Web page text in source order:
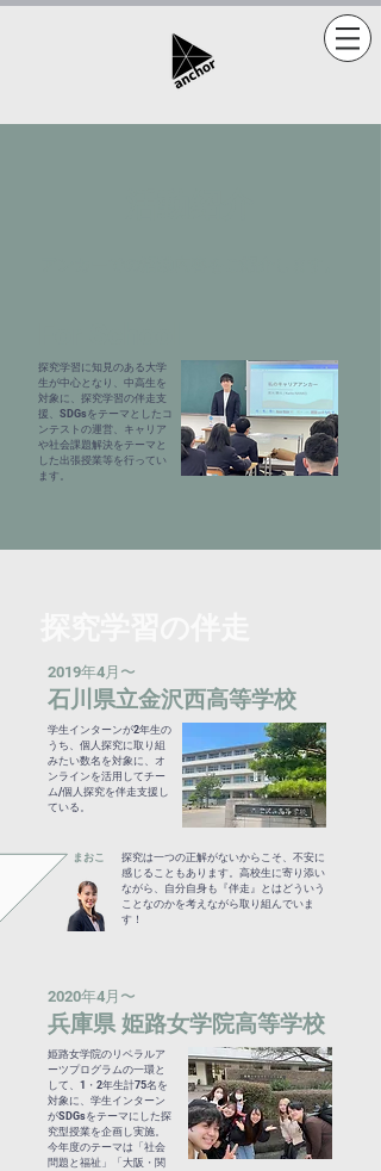
探究学習に知見のある大学
生が中心となり、中高生を
対象に、探究学習の伴走支
援、SDGsをテーマとしたコ
ンテストの運営、キャリア
や社会課題解決をテーマと
した出張授業等を行ってい
ます。
2019年4月〜
石川県立金沢西高等学校
学生インターンが2年生の
うち、個人探究に取り組
みたい数名を対象に、オ
ンラインを活用してチー
ム/個人探究を伴走支援し
ている。
まおこ
探究は一つの正解がないからこそ、不安に
感じることもあります。高校生に寄り添い
ながら、自分自身も『伴走』とはどういう
ことなのかを考えながら取り組んでいま
す！
2020年4月〜
兵庫県 姫路女学院高等学校
姫路女学院のリベラルア
ーツプログラムの一環と
して、1・2年生計75名を
対象に、学生インターン
がSDGsをテーマにした探
究型授業を企画し実施。
今年度のテーマは「社会
問題と福祉」「大阪・関